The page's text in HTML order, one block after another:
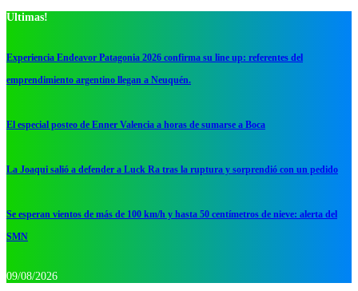
Ultimas!
Experiencia Endeavor Patagonia 2026 confirma su line up: referentes del
emprendimiento argentino llegan a Neuquén.
El especial posteo de Enner Valencia a horas de sumarse a Boca
La Joaqui salió a defender a Luck Ra tras la ruptura y sorprendió con un pedido
Se esperan vientos de más de 100 km/h y hasta 50 centímetros de nieve: alerta del
SMN
09/08/2026